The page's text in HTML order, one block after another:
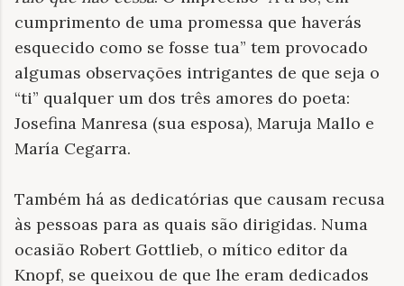
cumprimento de uma promessa que haverás
esquecido como se fosse tua” tem provocado
algumas observações intrigantes de que seja o
“ti” qualquer um dos três amores do poeta:
Josefina Manresa (sua esposa), Maruja Mallo e
María Cegarra.
Também há as dedicatórias que causam recusa
às pessoas para as quais são dirigidas. Numa
ocasião Robert Gottlieb, o mítico editor da
Knopf, se queixou de que lhe eram dedicados